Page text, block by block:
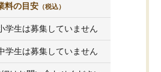
料の目安 （税込）
学生は募集していません
学生は募集していません